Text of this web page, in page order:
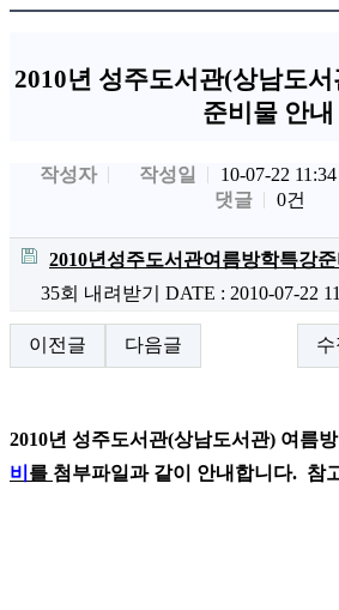
2010년 성주도서관(상남도
준비물 안내
작성자 작성일 10-07-22 11:34
댓글
0건
2010년성주도서관여름방학특강
35회 내려받기
DATE : 2010-07-22
이전글 다음글 수
2010년 성주도서관(상남도서관) 여름
비 를 첨부파일과 같이 안내합니다. 참